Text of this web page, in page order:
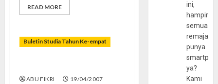
READ MORE
Buletin Studia Tahun Ke-empat
ABU FIKRI
19/04/2007
ini,
hampir
semua
remaja
punya
ya?
Kami